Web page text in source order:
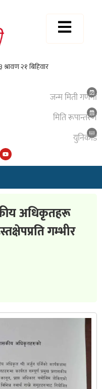
जन्म मिती गणना
मिति रूपान्तरण
युनिकाेड
अधिकृतहरू
गम्भीर